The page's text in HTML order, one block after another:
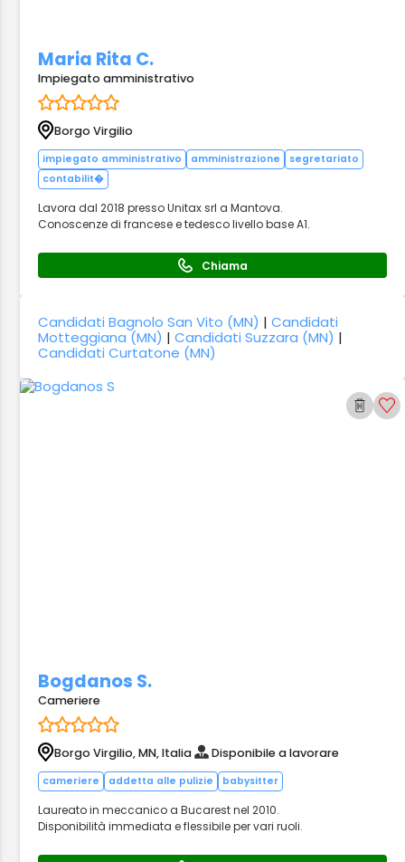
Maria Rita C.
Impiegato amministrativo
Borgo Virgilio
impiegato amministrativo amministrazione
segretariato
contabilit�
Lavora dal 2018 presso Unitax srl a Mantova.
Conoscenze di francese e tedesco livello base A1.
Chiama
Candidati Bagnolo San Vito (MN) |Candidati
Motteggiana (MN) |Candidati Suzzara (MN) |
Candidati Curtatone (MN)
Bogdanos S.
Cameriere
Borgo Virgilio, MN, Italia Disponibile a lavorare
cameriere addetta alle pulizie babysitter
Laureato in meccanico a Bucarest nel 2010.
Disponibilità immediata e flessibile per vari ruoli.